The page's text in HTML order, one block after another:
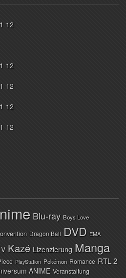
12
12
12
12
12
Blu-ray Boys Love
Dragon Ball DVD EMA
Kazé Lizenzierung Manga
PlayStation Pokémon Romance RTL 2
ANIME Veranstaltung